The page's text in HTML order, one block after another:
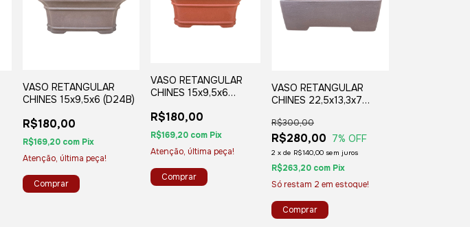
VASO RETANGULAR
CHINES 15x9,5x6 (D24B)
R$180,00
R$169,20 com Pix
Atenção, última peça!
VASO RETANGULAR
CHINES 15x9,5x6
R$180,00
R$169,20 com Pix
Atenção, última peça!
VASO RETANGULAR
CHINES 22,5x13,3x7
R$280,00
R$300,00
7% OFF
2 x de R$140,00 sem juros
R$263,20 com Pix
Só restam 2 em estoque!